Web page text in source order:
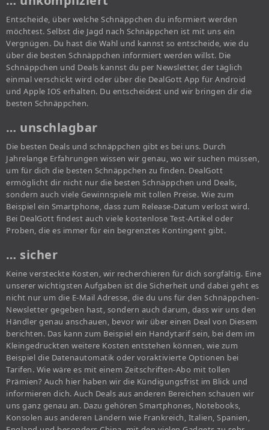
Entscheide, über welche Schnäppchen du informiert werden
möchtest. Selbst die Jagd nach Schnäppchen ist mit uns ein
Vergnügen. Du hast die Wahl und kannst so entscheide, wie du
über die besten Schnäppchen informiert werden willst. Die
Schnäppchen und Deals kannst du per Newsletter, der täglich
einmal verschickt wird oder über die DealGott App für Android
und Apple IOS erhalten. Du entscheidest und wir bringen dir die
besten Schnäppchen.
… unschlagbar
Die besten Deals und schnäppchen gibt es bei uns. Durch
Jahrelange Erfahrungen wissen wir genau, wo wir suchen müssen,
um für dich die besten Schnäppchen zu finden. DealGott
ermöglicht dir nicht nur die besten Schnäppchen und Deals,
sondern auch viele Gewinnspiele mit tollen Preise. Wie zum
Beispiel ein Smartphone, dass zum Release-Datum verlost wird.
Bei DealGott findest auch viele kostenlose Test-Artikel oder
Proben, die es immer für ein begrenztes Kontingent gibt.
… sicher
Keine versteckte Kosten, wir recherchieren für dich sorgfältig. Eine
unserer wichtigsten Aufgaben ist die Sicherheit und dabei geht es
nicht nur um die E-Mail Adresse, die du uns für den Schnäppchen-
Newsletter gegeben hast, sondern auch darum, dass wir uns den
Händler genau anschauen, bevor wir über einen Deal von Diesem
berichten. Das kann zum Beispiel ein Handytarif sein, bei dem im
Kleingedruckten weitere Kosten entstehen können, wie zum
Beispiel die Datenautomatik oder voraktivierte Optionen bei
Tarifen. Wie wäre es mit einem Zeitschriften-Abo mit tollen
Prämien? Auch hier haben wir die Kündigungsfrist im Blick und
informieren dich. Auch Deals aus anderen Bereichen schauen wir
uns ganz genau an. Dazu gehören Smartphones, Notebooks,
Konsolen aus anderen Ländern wie Frankreich, Italien, Spanien,